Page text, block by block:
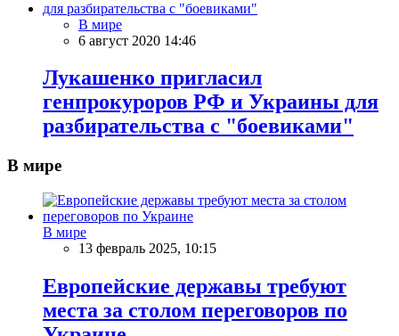
В мире
6 август 2020 14:46
Лукашенко пригласил
генпрокуроров РФ и Украины для
разбирательства с "боевиками"
В мире
В мире
13 февраль 2025, 10:15
Европейские державы требуют
места за столом переговоров по